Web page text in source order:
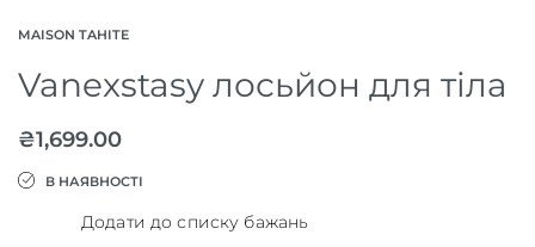
MAISON TAHITE
Vanexstasy лосьйон для тіла
₴1,699.00
В НАЯВНОСТІ
Додати до списку бажань